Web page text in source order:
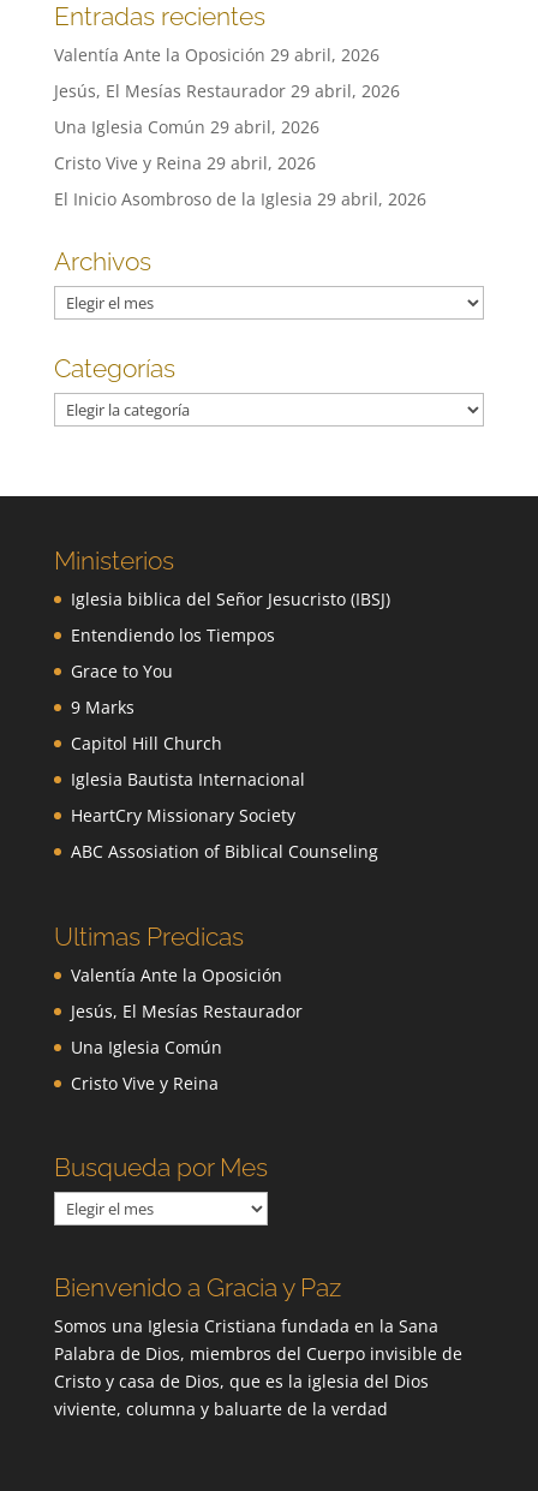
Entradas recientes
Valentía Ante la Oposición 29 abril, 2026
Jesús, El Mesías Restaurador 29 abril, 2026
Una Iglesia Común 29 abril, 2026
Cristo Vive y Reina 29 abril, 2026
El Inicio Asombroso de la Iglesia 29 abril, 2026
Archivos
Archivos
Categorías
Categorías
Ministerios
Iglesia biblica del Señor Jesucristo (IBSJ)
Entendiendo los Tiempos
Grace to You
9 Marks
Capitol Hill Church
Iglesia Bautista Internacional
HeartCry Missionary Society
ABC Assosiation of Biblical Counseling
Ultimas Predicas
Valentía Ante la Oposición
Jesús, El Mesías Restaurador
Una Iglesia Común
Cristo Vive y Reina
Busqueda por Mes
Busqueda
por
Bienvenido a Gracia y Paz
Somos una Iglesia Cristiana fundada en la Sana
Palabra de Dios, miembros del Cuerpo invisible de
Cristo y casa de Dios, que es la iglesia del Dios
viviente, columna y baluarte de la verdad